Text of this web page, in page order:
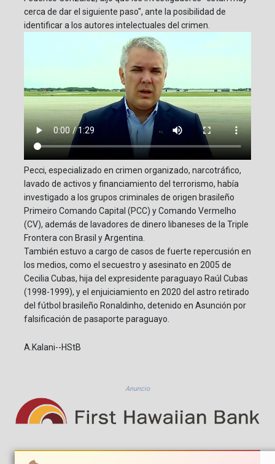
cerca de dar el siguiente paso", ante la posibilidad de
identificar a los autores intelectuales del crimen.
Pecci, especializado en crimen organizado, narcotráfico,
lavado de activos y financiamiento del terrorismo, había
investigado a los grupos criminales de origen brasileño
Primeiro Comando Capital (PCC) y Comando Vermelho
(CV), además de lavadores de dinero libaneses de la Triple
Frontera con Brasil y Argentina.
También estuvo a cargo de casos de fuerte repercusión en
los medios, como el secuestro y asesinato en 2005 de
Cecilia Cubas, hija del expresidente paraguayo Raúl Cubas
(1998-1999), y el enjuiciamiento en 2020 del astro retirado
del fútbol brasileño Ronaldinho, detenido en Asunción por
falsificación de pasaporte paraguayo.
A.Kalani--HStB
Anuncio